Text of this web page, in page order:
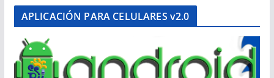
APLICACIÓN PARA CELULARES v2.0